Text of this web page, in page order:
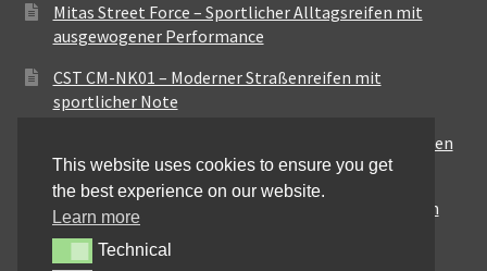
Mitas Street Force – Sportlicher Alltagsreifen mit
ausgewogener Performance
CST CM-NK01 – Moderner Straßenreifen mit
sportlicher Note
Maxxis MA-ST3 – Ausgewogener Sport-Touring-Reifen
für vielseitige Einsätze
Pirelli City Demon – Zuverlässigkeit für den urbanen
Alltag
This website uses cookies to ensure you get
the best experience on our website.
Learn more
TechnicalTechnical